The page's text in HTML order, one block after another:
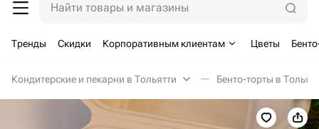
Найти товары и магазины
Тренды Скидки Корпоративным клиентам Цветы
Кондитерские и пекарни в Тольятти Бенто-торты в